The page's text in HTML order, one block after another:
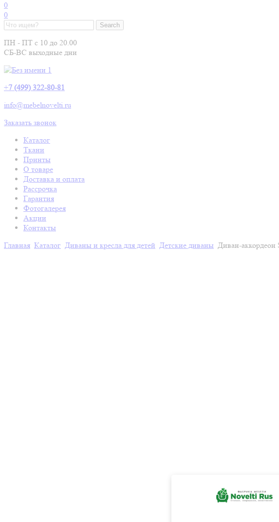
0
0
ПН - ПТ с 10 до 20.00
СБ-ВС выходные дни
+7 (499) 322-80-81
info@mebelnovelti.ru
Заказать звонок
Каталог
Ткани
Принты
О товаре
Доставка и оплата
Рассрочка
Гарантия
Фотогалерея
Акции
Контакты
Главная Каталог Диваны и кресла для детей Детские диваны Диван-аккордеон